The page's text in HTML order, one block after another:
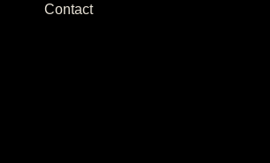
Contact